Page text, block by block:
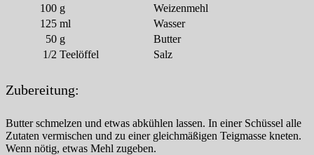
100 g
Weizenmehl
125 ml
Wasser
50 g
Butter
1/2 Teelöffel Salz
Zubereitung:
Butter schmelzen und etwas abkühlen lassen. In einer Schüssel alle
Zutaten vermischen und zu einer gleichmäßigen Teigmasse kneten.
Wenn nötig, etwas Mehl zugeben.